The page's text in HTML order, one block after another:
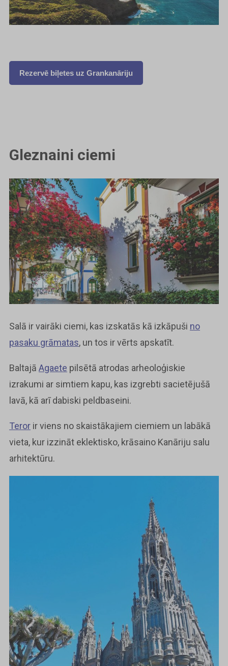
Rezervē biļetes uz Grankanāriju
Gleznaini ciemi
Salā ir vairāki ciemi, kas izskatās kā izkāpuši no
pasaku grāmatas, un tos ir vērts apskatīt.
Baltajā Agaete pilsētā atrodas arheoloģiskie
izrakumi ar simtiem kapu, kas izgrebti sacietējušā
lavā, kā arī dabiski peldbaseini.
Teror ir viens no skaistākajiem ciemiem un labākā
vieta, kur izzināt eklektisko, krāsaino Kanāriju salu
arhitektūru.